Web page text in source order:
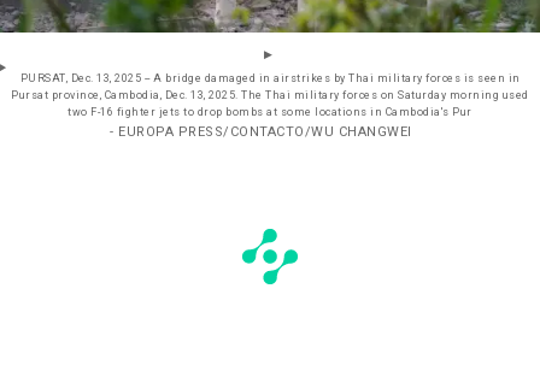
PURSAT, Dec. 13, 2025 -- A bridge damaged in airstrikes by Thai military forces is seen in
Pursat province, Cambodia, Dec. 13, 2025. The Thai military forces on Saturday morning used
two F-16 fighter jets to drop bombs at some locations in Cambodia's Pur
- EUROPA PRESS/CONTACTO/WU CHANGWEI